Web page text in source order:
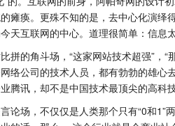
瘫痪。更殊不知的是，去中心化演绎
天互联网的中心。道理很简单：信息
拼的角斗场，“这家网站技术超强”，“
络公司的技术人员，都有勃勃的雄心
腾讯，却不是中国技术最顶尖的高科技
论场，不仅仅是人类那个只有“0和1”